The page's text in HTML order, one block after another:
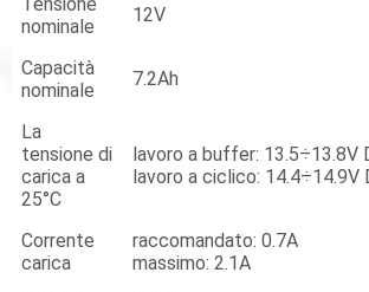
nominale
12V
Capacità
nominale
7.2Ah
La
tensione di
carica a
25°C
lavoro a buffer: 13.5÷13.8V
lavoro a ciclico: 14.4÷14.9V
Corrente
carica
raccomandato: 0.7A
massimo: 2.1A